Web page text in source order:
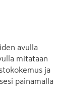
EAN-
avulla
mitataan
ja
painamalla